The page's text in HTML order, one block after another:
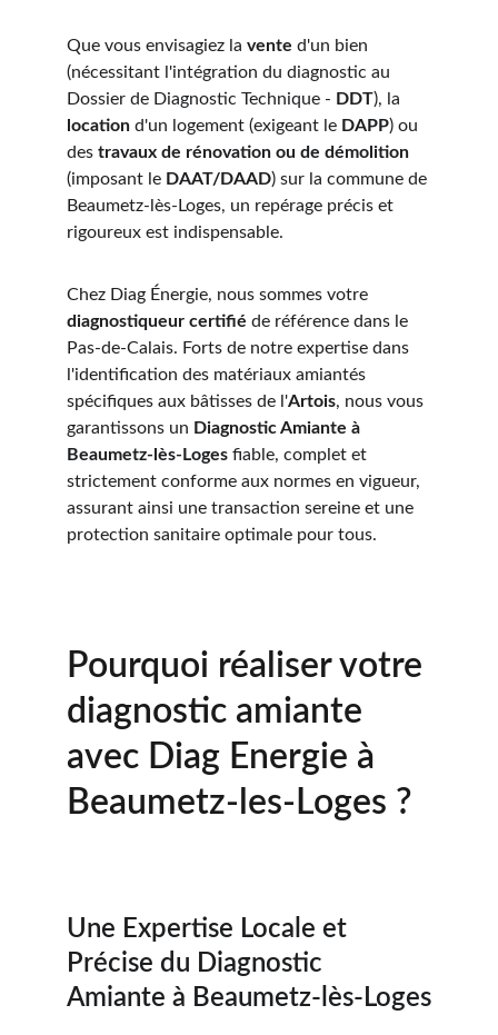
Que vous envisagiez la vente d'un bien
(nécessitant l'intégration du diagnostic au
Dossier de Diagnostic Technique - DDT), la
location d'un logement (exigeant le DAPP) ou
des travaux de rénovation ou de démolition
(imposant le DAAT/DAAD) sur la commune de
Beaumetz-lès-Loges, un repérage précis et
rigoureux est indispensable.
Chez Diag Énergie, nous sommes votre
diagnostiqueur certifié de référence dans le
Pas-de-Calais. Forts de notre expertise dans
l'identification des matériaux amiantés
spécifiques aux bâtisses de l'Artois, nous vous
garantissons un Diagnostic Amiante à
Beaumetz-lès-Loges fiable, complet et
strictement conforme aux normes en vigueur,
assurant ainsi une transaction sereine et une
protection sanitaire optimale pour tous.
Pourquoi réaliser votre
diagnostic amiante
avec Diag Energie à
Beaumetz-les-Loges ?
Une Expertise Locale et
Précise du Diagnostic
Amiante à Beaumetz-lès-Loges